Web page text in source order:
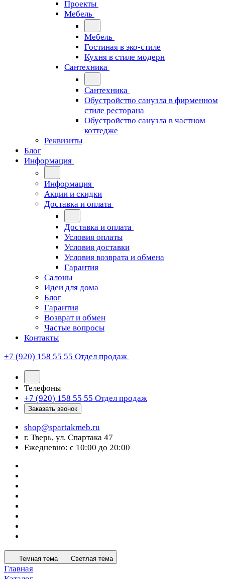
Проекты
Мебель
Мебель
Гостиная в эко-стиле
Кухня в стиле модерн
Сантехника
Сантехника
Обустройство санузла в фирменном
стиле ресторана
Обустройство санузла в частном
коттедже
Реквизиты
Блог
Информация
Информация
Акции и скидки
Доставка и оплата
Доставка и оплата
Условия оплаты
Условия доставки
Условия возврата и обмена
Гарантия
Салоны
Идеи для дома
Блог
Гарантия
Возврат и обмен
Частые вопросы
Контакты
+7 (920) 158 55 55 Отдел продаж
Телефоны
+7 (920) 158 55 55 Отдел продаж
Заказать звонок
shop@spartakmeb.ru
г. Тверь, ул. Спартака 47
Ежедневно: с 10:00 до 20:00
Темная тема Светлая тема
Главная